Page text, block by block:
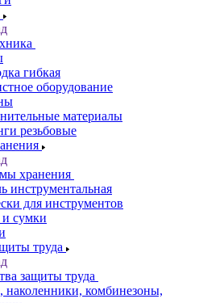
гибкая
оборудование
материалы
резьбовые
хранения
инструментальная
для инструментов
сумки
труда
защиты труда
наколенники, комбинезоны,